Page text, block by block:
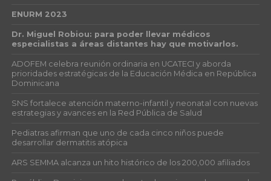
ENURM 2023
Dr. Miguel Robiou: para poder llevar médicos
especialistas a áreas distantes hay que motivarlos.
ADOFEM celebra reunión ordinaria en UCATECI y aborda
prioridades estratégicas de la Educación Médica en República
Dominicana
SNS fortalece atención materno-infantil y neonatal con nuevas
estrategias y avances en la Red Pública de Salud
Pediatras afirman que uno de cada cinco niños puede
desarrollar dermatitis atópica
ARS SEMMA alcanza un hito histórico de los 200,000 afiliados